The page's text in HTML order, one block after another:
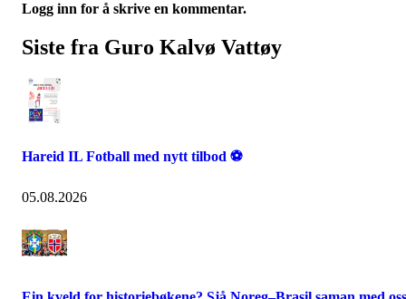
Logg inn for å skrive en kommentar.
Siste fra Guro Kalvø Vattøy
Hareid IL Fotball med nytt tilbod ⚽
05.08.2026